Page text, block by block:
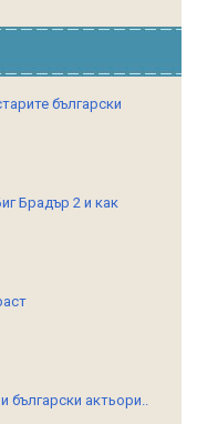
български
Брадър 2 и как
актьори..